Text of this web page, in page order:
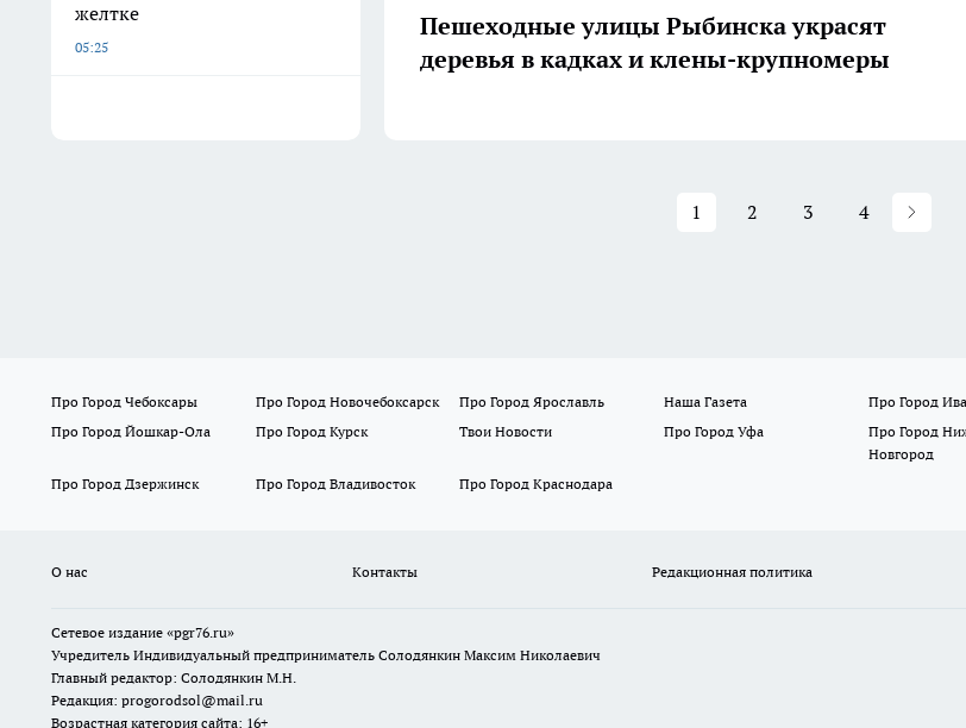
желтке
05:25
Пешеходные улицы Рыбинска украсят
деревья в кадках и клены-крупномеры
1 2 3 4
Про Город Чебоксары Про Город Новочебоксарск Про Город Ярославль Наша Газета
Про Город
Про Город Йошкар-Ола
Про Город Курск Твои Новости Про Город Уфа
Про Город
Новгород
Про Город Дзержинск
Про Город Владивосток Про Город Краснодара
О нас Контакты Редакционная политика
Сетевое издание «pgr76.ru»
Учредитель Индивидуальный предприниматель Солодянкин Максим Николаевич
Главный редактор: Солодянкин М.Н.
Редакция: progorodsol@mail.ru
Возрастная категория сайта: 16+